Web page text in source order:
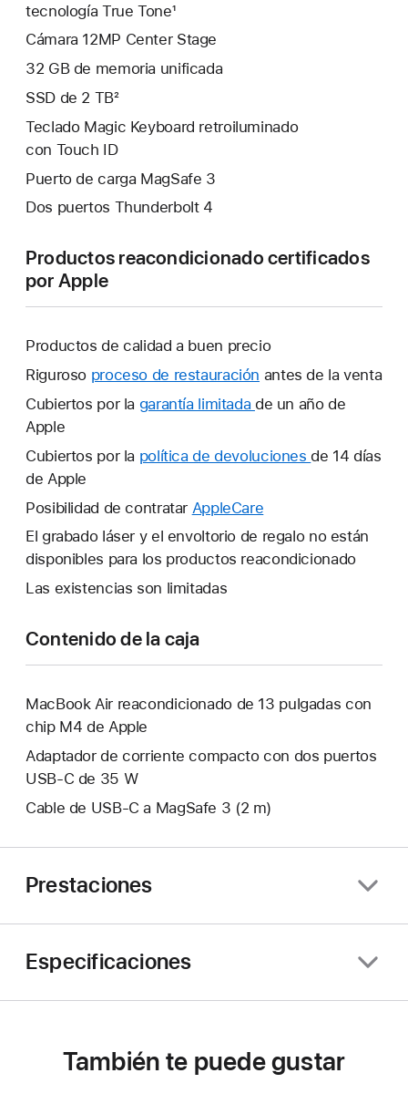
tecnología True Tone¹
Cámara 12MP Center Stage
32 GB de memoria unificada
SSD de 2 TB²
Teclado Magic Keyboard retroiluminado
con Touch ID
Puerto de carga MagSafe 3
Dos puertos Thunderbolt 4
Productos reacondicionado certificados
por Apple
Productos de calidad a buen precio
Riguroso proceso de restauración antes de la venta
Cubiertos por la garantía limitada Se
una
de un año de
Apple
Cubiertos por la política de devoluciones Se
nueva.
de 14 días
de Apple
Posibilidad de contratar AppleCare
abrirá
una
El grabado láser y el envoltorio de regalo no están
disponibles para los productos reacondicionado
Las existencias son limitadas
Contenido de la caja
MacBook Air reacondicionado de 13 pulgadas con
chip M4 de Apple
Adaptador de corriente compacto con dos puertos
USB‑C de 35 W
Cable de USB‑C a MagSafe 3 (2 m)
Prestaciones
Especificaciones
También te puede gustar